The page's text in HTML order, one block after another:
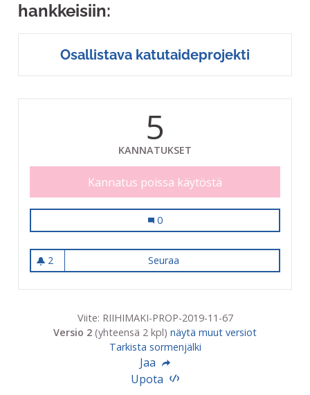
hankkeisiin:
Osallistava katutaideprojekti
5
KANNATUKSET
Kannatus poissa käytöstä
Osallistava katutaideprojekti
0
2
2 seuraajaa
Seuraa
Viite: RIIHIMAKI-PROP-2019-11-67
Versio 2 (yhteensä 2 kpl) näytä muut versiot
Tarkista sormenjälki
Jaa
Upota